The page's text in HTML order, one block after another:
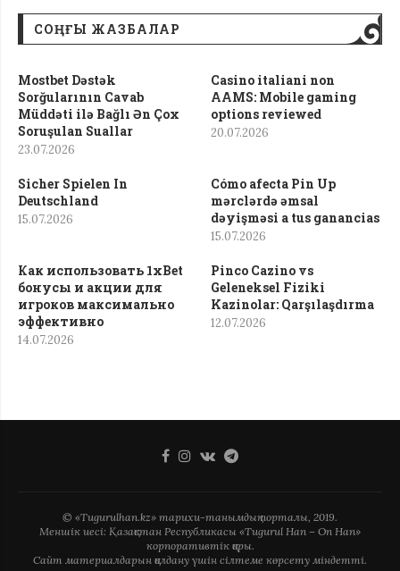
СОҢҒЫ ЖАЗБАЛАР
Mostbet Dəstək
Sorğularının Cavab
Müddəti ilə Bağlı Ən Çox
Soruşulan Suallar
23.07.2026
Casino italiani non
AAMS: Mobile gaming
options reviewed
20.07.2026
Sicher Spielen In
Deutschland
15.07.2026
Cómo afecta Pin Up
mərclərdə əmsal
dəyişməsi a tus ganancias
15.07.2026
Как использовать 1xBet
бонусы и акции для
игроков максимально
эффективно
14.07.2026
Pinco Cazino vs
Geleneksel Fiziki
Kazinolar: Qarşılaşdırma
12.07.2026
© «Tugurulhan.kz» тарихи-танымдық порталы, 2019.
Меншік иесі: Қазақстан Республикасы «Tugurul Han – On Han»
корпоративтік қоры.
Сайт материалдарын қолдану үшін сілтеме көрсету міндетті.